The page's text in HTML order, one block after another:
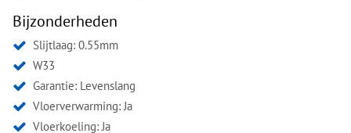
Bijzonderheden
Slijtlaag: 0.55mm
W33
Garantie: Levenslang
Vloerverwarming: Ja
Vloerkoeling: Ja